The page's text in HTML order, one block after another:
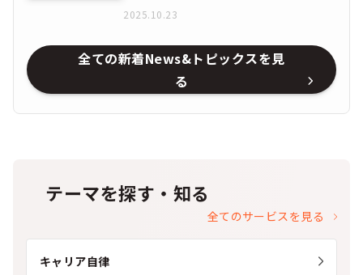
2025.10.23
全ての新着News&トピックスを見
る
テーマを探す・知る
全てのサービスを見る
キャリア自律